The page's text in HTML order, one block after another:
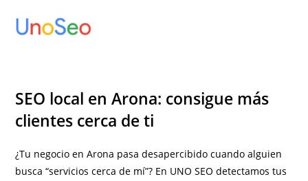
SEO local en Arona: consigue más
clientes cerca de ti
¿Tu negocio en Arona pasa desapercibido cuando alguien
busca “servicios cerca de mí”? En UNO SEO detectamos tus